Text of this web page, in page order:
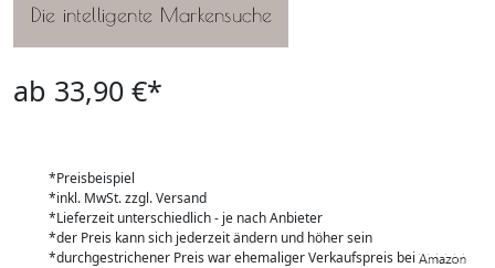
ab 33,90 €*
*Preisbeispiel
*inkl. MwSt. zzgl. Versand
*Lieferzeit unterschiedlich - je nach Anbieter
*der Preis kann sich jederzeit ändern und höher sein
*durchgestrichener Preis war ehemaliger Verkaufspreis bei